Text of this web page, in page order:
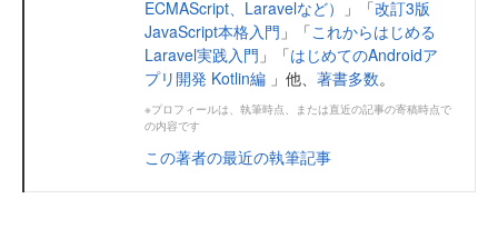
ECMAScript、Laravelなど）
」「改訂3版
JavaScript本格入門 」「これからはじめる
Laravel実践入門 」「はじめてのAndroidア
プリ開発 Kotlin編 」他、 著書多数。
※プロフィールは、執筆時点、または直近の記事の寄稿時点で
の内容です
この著者の最近の執筆記事